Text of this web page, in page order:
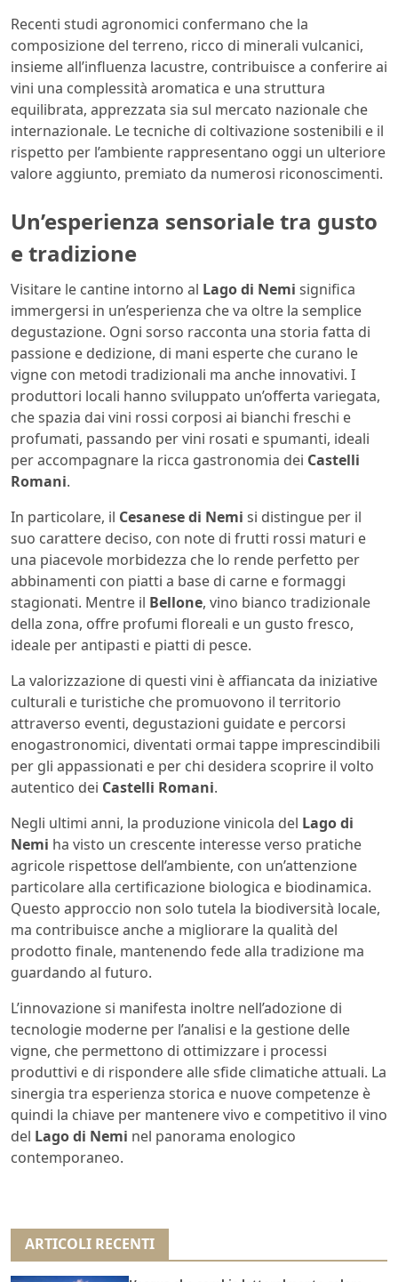
Recenti studi agronomici confermano che la
composizione del terreno, ricco di minerali vulcanici,
insieme all’influenza lacustre, contribuisce a conferire ai
vini una complessità aromatica e una struttura
equilibrata, apprezzata sia sul mercato nazionale che
internazionale. Le tecniche di coltivazione sostenibili e il
rispetto per l’ambiente rappresentano oggi un ulteriore
valore aggiunto, premiato da numerosi riconoscimenti.
Un’esperienza sensoriale tra gusto
e tradizione
Visitare le cantine intorno al Lago di Nemi significa
immergersi in un’esperienza che va oltre la semplice
degustazione. Ogni sorso racconta una storia fatta di
passione e dedizione, di mani esperte che curano le
vigne con metodi tradizionali ma anche innovativi. I
produttori locali hanno sviluppato un’offerta variegata,
che spazia dai vini rossi corposi ai bianchi freschi e
profumati, passando per vini rosati e spumanti, ideali
per accompagnare la ricca gastronomia dei Castelli
Romani.
In particolare, il Cesanese di Nemi si distingue per il
suo carattere deciso, con note di frutti rossi maturi e
una piacevole morbidezza che lo rende perfetto per
abbinamenti con piatti a base di carne e formaggi
stagionati. Mentre il Bellone, vino bianco tradizionale
della zona, offre profumi floreali e un gusto fresco,
ideale per antipasti e piatti di pesce.
La valorizzazione di questi vini è affiancata da iniziative
culturali e turistiche che promuovono il territorio
attraverso eventi, degustazioni guidate e percorsi
enogastronomici, diventati ormai tappe imprescindibili
per gli appassionati e per chi desidera scoprire il volto
autentico dei Castelli Romani.
Negli ultimi anni, la produzione vinicola del Lago di
Nemi ha visto un crescente interesse verso pratiche
agricole rispettose dell’ambiente, con un’attenzione
particolare alla certificazione biologica e biodinamica.
Questo approccio non solo tutela la biodiversità locale,
ma contribuisce anche a migliorare la qualità del
prodotto finale, mantenendo fede alla tradizione ma
guardando al futuro.
L’innovazione si manifesta inoltre nell’adozione di
tecnologie moderne per l’analisi e la gestione delle
vigne, che permettono di ottimizzare i processi
produttivi e di rispondere alle sfide climatiche attuali. La
sinergia tra esperienza storica e nuove competenze è
quindi la chiave per mantenere vivo e competitivo il vino
del Lago di Nemi nel panorama enologico
contemporaneo.
ARTICOLI RECENTI